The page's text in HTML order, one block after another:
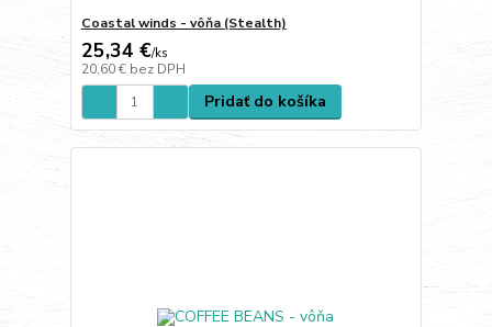
Coastal winds - vôňa (Stealth)
25,34 €/ks
20,60 € bez DPH
Pridať do košíka